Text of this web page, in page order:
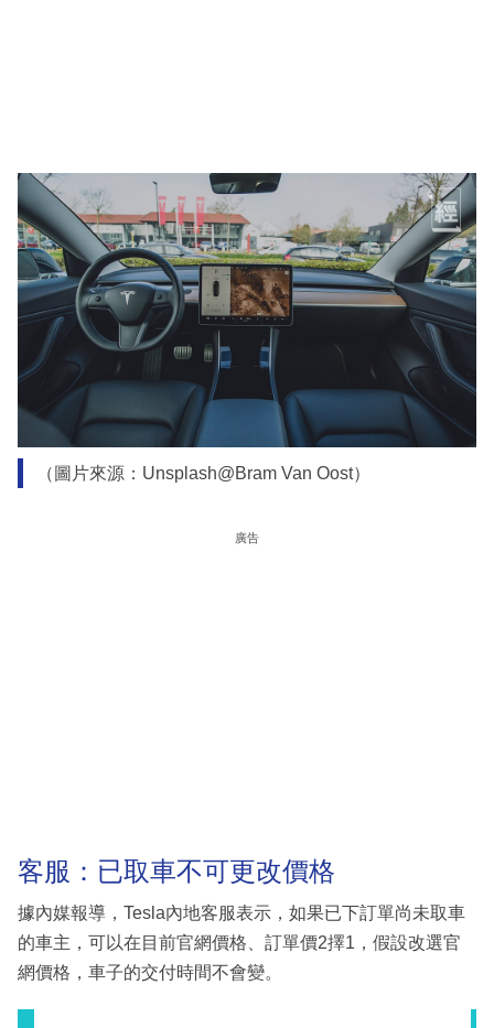
（圖片來源：Unsplash@Bram Van Oost）
廣告
客服：已取車不可更改價格
據內媒報導，Tesla內地客服表示，如果已下訂單尚未取車
的車主，可以在目前官網價格、訂單價2擇1，假設改選官
網價格，車子的交付時間不會變。